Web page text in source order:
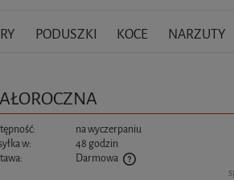
PODUSZKI KOCE NARZUTY
na wyczerpaniu
w:
48 godzin
Darmowa